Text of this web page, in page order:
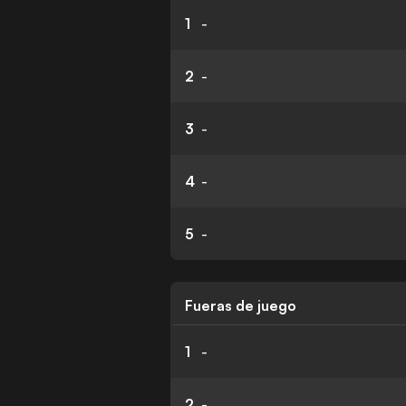
1 -
2 -
3 -
4 -
5 -
Fueras de juego
1 -